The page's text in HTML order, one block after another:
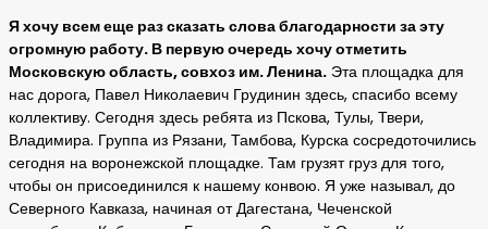
Я хочу всем еще раз сказать слова благодарности за эту
огромную работу. В первую очередь хочу отметить
Московскую область, совхоз им. Ленина. Эта площадка для
нас дорога, Павел Николаевич Грудинин здесь, спасибо всему
коллективу. Сегодня здесь ребята из Пскова, Тулы, Твери,
Владимира. Группа из Рязани, Тамбова, Курска сосредоточились
сегодня на воронежской площадке. Там грузят груз для того,
чтобы он присоединился к нашему конвою. Я уже называл, до
Северного Кавказа, начиная от Дагестана, Чеченской